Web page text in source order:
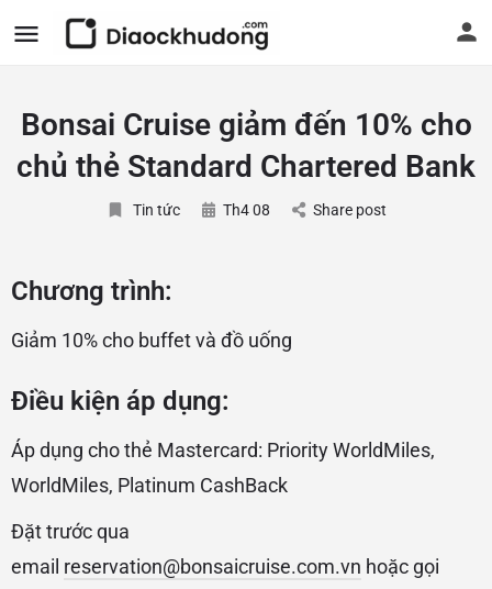
Bonsai Cruise giảm đến 10% cho
chủ thẻ Standard Chartered Bank
Tin tức Th4 08 Share post
Chương trình:
Giảm 10% cho buffet và đồ uống
Điều kiện áp dụng:
Áp dụng cho thẻ Mastercard: Priority WorldMiles,
WorldMiles, Platinum CashBack
Đặt trước qua
email reservation@bonsaicruise.com.vn hoặc gọi